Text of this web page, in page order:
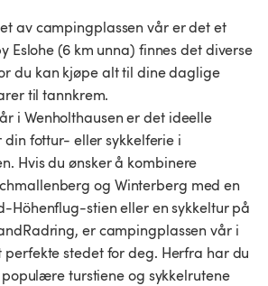
av campingplassen vår er det et
Eslohe (6 km unna) finnes det diverse
du kan kjøpe alt til dine daglige
til tannkrem.
i Wenholthausen er det ideelle
fottur- eller sykkelferie i
Hvis du ønsker å kombinere
og Winterberg med en
Höhenflug-stien eller en sykkeltur på
er campingplassen vår i
perfekte stedet for deg. Herfra har du
turstiene og sykkelrutene